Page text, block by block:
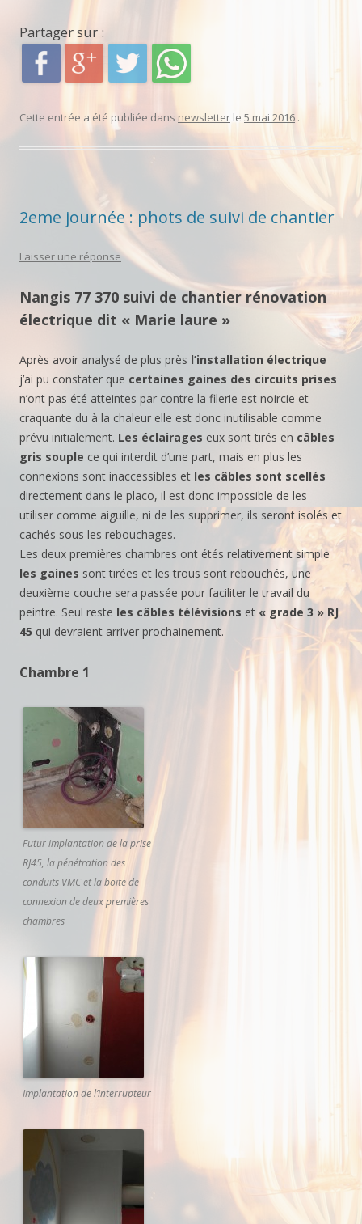
Partager sur :
Cette entrée a été publiée dans newsletter le 5 mai 2016 .
2eme journée : phots de suivi de chantier
Laisser une réponse
Nangis 77 370 suivi de chantier rénovation
électrique dit « Marie laure »
Après avoir analysé de plus près l’installation électrique
j’ai pu constater que certaines gaines des circuits prises
n’ont pas été atteintes par contre la filerie est noircie et
craquante du à la chaleur elle est donc inutilisable comme
prévu initialement. Les éclairages eux sont tirés en câbles
gris souple ce qui interdit d’une part, mais en plus les
connexions sont inaccessibles et les câbles sont scellés
directement dans le placo, il est donc impossible de les
utiliser comme aiguille, ni de les supprimer, ils seront isolés et
cachés sous les rebouchages.
Les deux premières chambres ont étés relativement simple
les gaines sont tirées et les trous sont rebouchés, une
deuxième couche sera passée pour faciliter le travail du
peintre. Seul reste les câbles télévisions et « grade 3 » RJ
45 qui devraient arriver prochainement.
Chambre 1
Futur implantation de la prise
RJ45, la pénétration des
conduits VMC et la boite de
connexion de deux premières
chambres
Implantation de l’interrupteur